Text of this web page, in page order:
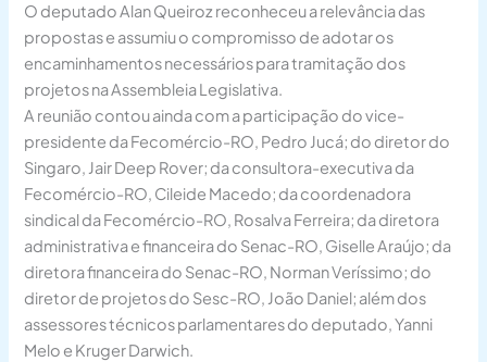
O deputado Alan Queiroz reconheceu a relevância das
propostas e assumiu o compromisso de adotar os
encaminhamentos necessários para tramitação dos
projetos na Assembleia Legislativa.
A reunião contou ainda com a participação do vice-
presidente da Fecomércio-RO, Pedro Jucá; do diretor do
Singaro, Jair Deep Rover; da consultora-executiva da
Fecomércio-RO, Cileide Macedo; da coordenadora
sindical da Fecomércio-RO, Rosalva Ferreira; da diretora
administrativa e financeira do Senac-RO, Giselle Araújo; da
diretora financeira do Senac-RO, Norman Veríssimo; do
diretor de projetos do Sesc-RO, João Daniel; além dos
assessores técnicos parlamentares do deputado, Yanni
Melo e Kruger Darwich.